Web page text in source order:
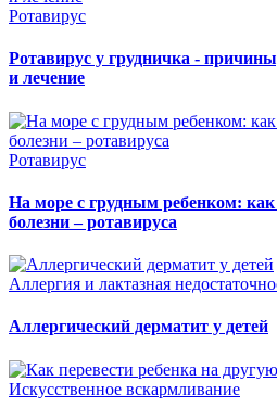
Ротавирус
Ротавирус у грудничка -
и лечение
Ротавирус
На море с грудным ребенком:
болезни – ротавируса
Аллергия и лактазная
Аллергический дерматит у детей
Искусственное вскармливание